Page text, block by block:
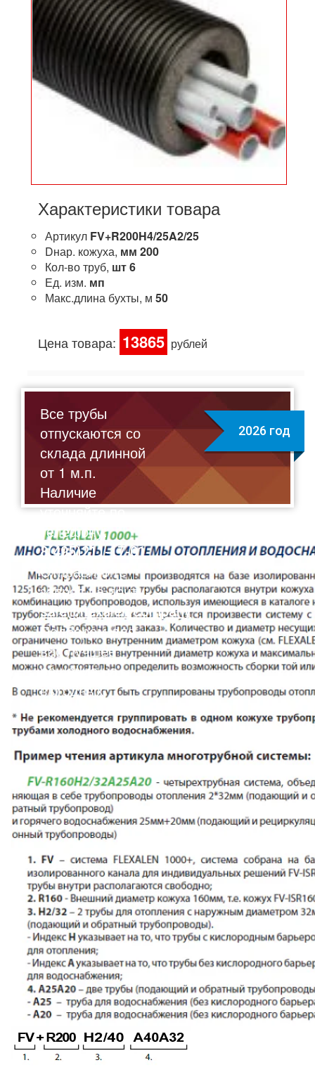
Характеристики товара
Артикул FV+R200H4/25A2/25
Dнар. кожуха, мм 200
Кол-во труб, шт6
Ед. изм. мп
Макс.длина бухты, м 50
Цена товара: 13865 рублей
Все трубы
отпускаются со
склада длинной
от 1 м.п.
Наличие
уточняйте по
телефону:
8(495)211-17-01
Отправляйте
запрос на почту:
sale@flexalen.company
Подберем для
вас лучшее
решение на
выгодных
2026 год